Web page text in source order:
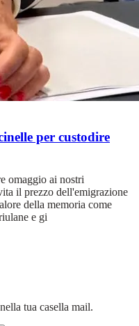
per custodire
omaggio ai nostri
il prezzo dell'emigrazione
della memoria come
e gi
tua casella mail.